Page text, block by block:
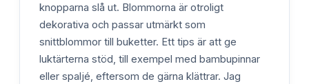
knopparna slå ut. Blommorna är otroligt
dekorativa och passar utmärkt som
snittblommor till buketter. Ett tips är att ge
luktärterna stöd, till exempel med bambupinnar
eller spaljé, eftersom de gärna klättrar. Jag